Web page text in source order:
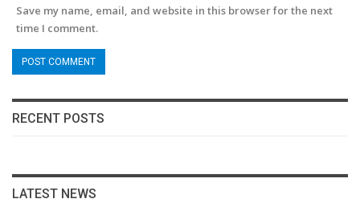
Save my name, email, and website in this browser for the next
time I comment.
RECENT POSTS
LATEST NEWS